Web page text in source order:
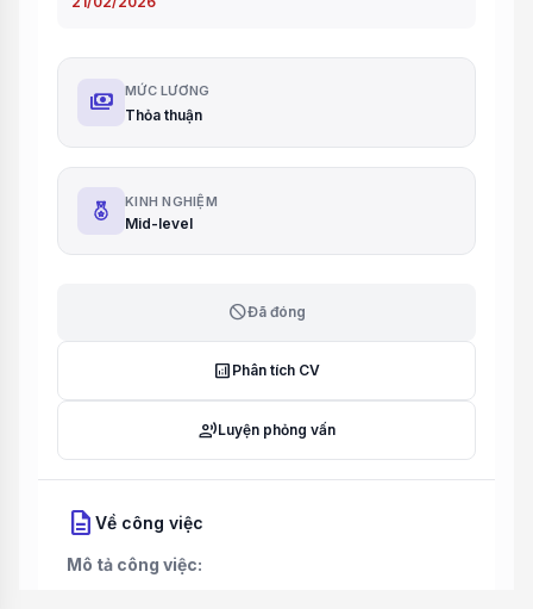
payments MỨC LƯƠNG
Thỏa thuận
KINH NGHIỆM
Mid-level
blockĐã đóng
analytics Phân tích CV
record_voice_overLuyện phỏng vấn
description Về công việc
Mô tả công việc: